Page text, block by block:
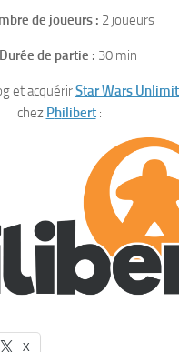
de joueurs : 2 joueurs
Durée de partie : 30 min
et acquérirStar Wars
chez Philibert:
X